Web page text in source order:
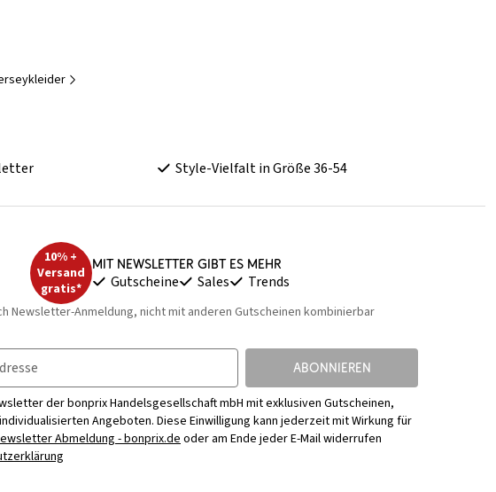
Style-Vielfalt in Größe 36-54
10% +
Versand
gratis*
Mit Newsletter gibt es mehr
Gutscheine Sales Trends
Newsletter-Anmeldung, nicht mit anderen Gutscheinen kombinierbar
ABONNIEREN
der bonprix Handelsgesellschaft mbH mit exklusiven Gutscheinen,
Angeboten. Diese Einwilligung kann jederzeit mit Wirkung für
Abmeldung - bonprix.deoder am Ende jeder E-Mail widerrufen